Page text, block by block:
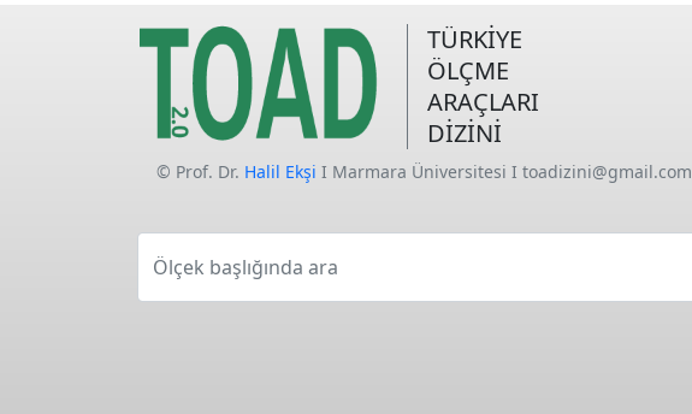
TÜRKİYE
ÖLÇME
ARAÇLARI
DİZİNİ
© Prof. Dr. Halil Ekşi I Marmara Üniversitesi I toadizini@gmail.com
Ölçek başlığında ara